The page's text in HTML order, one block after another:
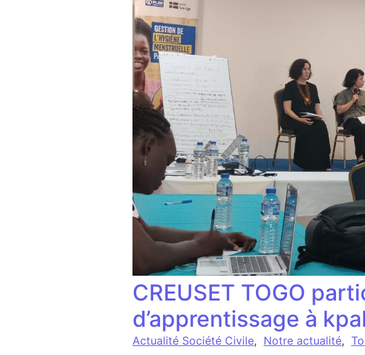
CREUSET TOGO
d’apprentissage à
Actualité Société Civile, Notre actualité,